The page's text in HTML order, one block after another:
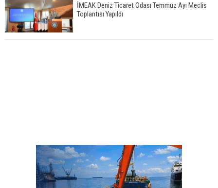
İMEAK Deniz Ticaret Odası Temmuz Ayı Meclis
Toplantısı Yapıldı